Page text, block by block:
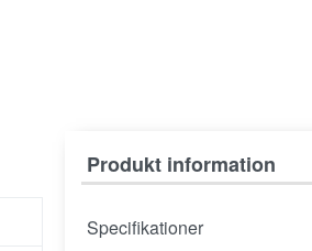
Produkt information
Specifikationer